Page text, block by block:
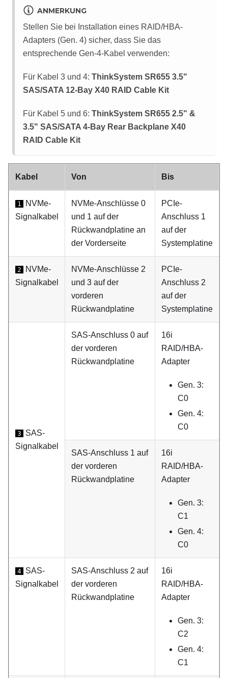
ANMERKUNG
Stellen Sie bei Installation eines RAID/HBA-
Adapters (Gen. 4) sicher, dass Sie das
entsprechende Gen‑4-Kabel verwenden:
Für Kabel 3 und 4: ThinkSystem SR655 3.5"
SAS/SATA 12-Bay X40 RAID Cable Kit
Für Kabel 5 und 6: ThinkSystem SR655 2.5" &
3.5" SAS/SATA 4-Bay Rear Backplane X40
RAID Cable Kit
Kabel Von Bis
1
NVMe-
Signalkabel
NVMe-Anschlüsse 0
und 1 auf der
Rückwandplatine an
der Vorderseite
PCIe-
Anschluss 1
auf der
Systemplatine
2
NVMe-
Signalkabel
NVMe-Anschlüsse 2
und 3 auf der
vorderen
Rückwandplatine
PCIe-
Anschluss 2
auf der
Systemplatine
3
SAS-
Signalkabel
SAS-Anschluss 0 auf
der vorderen
Rückwandplatine
16i
RAID/HBA-
Adapter
Gen. 3:
C0
Gen. 4:
C0
SAS-Anschluss 1 auf
der vorderen
Rückwandplatine
16i
RAID/HBA-
Adapter
Gen. 3:
C1
Gen. 4:
C0
4 SAS-
Signalkabel
SAS-Anschluss 2 auf
der vorderen
Rückwandplatine
16i
RAID/HBA-
Adapter
Gen. 3:
C2
Gen. 4:
C1